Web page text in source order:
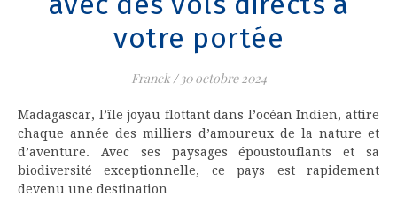
votre portée
Franck/ 30 octobre 2024
Madagascar, l’île joyau flottant dans l’océan Indien, attire
chaque année des milliers d’amoureux de la nature et
d’aventure. Avec ses paysages époustouflants et sa
biodiversité exceptionnelle, ce pays est rapidement
devenu une destination…